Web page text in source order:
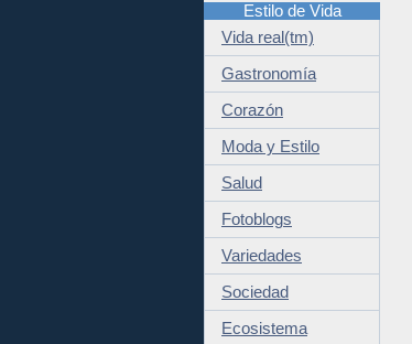
Estilo de Vida
Vida real(tm)
Gastronomía
Corazón
Moda y Estilo
Salud
Fotoblogs
Variedades
Sociedad
Ecosistema